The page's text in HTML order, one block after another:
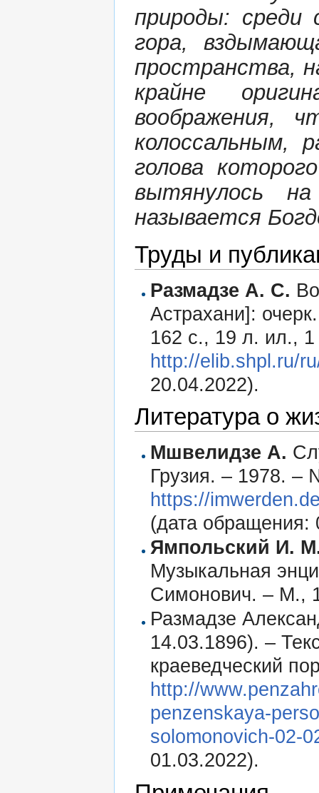
природы: среди
гора,
пространства,
крайне
воображения,
колоссальным,
голова
вытянулось
называется
Труды и
Размадзе А. С.
Астрахани]:
162 с., 19 л. ил.,
http://elib.shpl.ru/
20.04.2022).
Литература о
Мшвелидзе А.
Грузия. – 1978.
https://
(дата обращения:
Ямпольский И.
Музыкальная
Симонович. – М.,
Размадзе
14.03.1896). –
краеведческий
http://
penzenskaya-
solomonovich-02-
01.03.2022).